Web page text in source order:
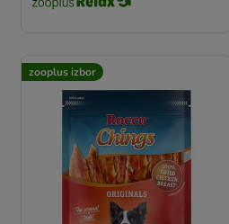
zooplus izbor